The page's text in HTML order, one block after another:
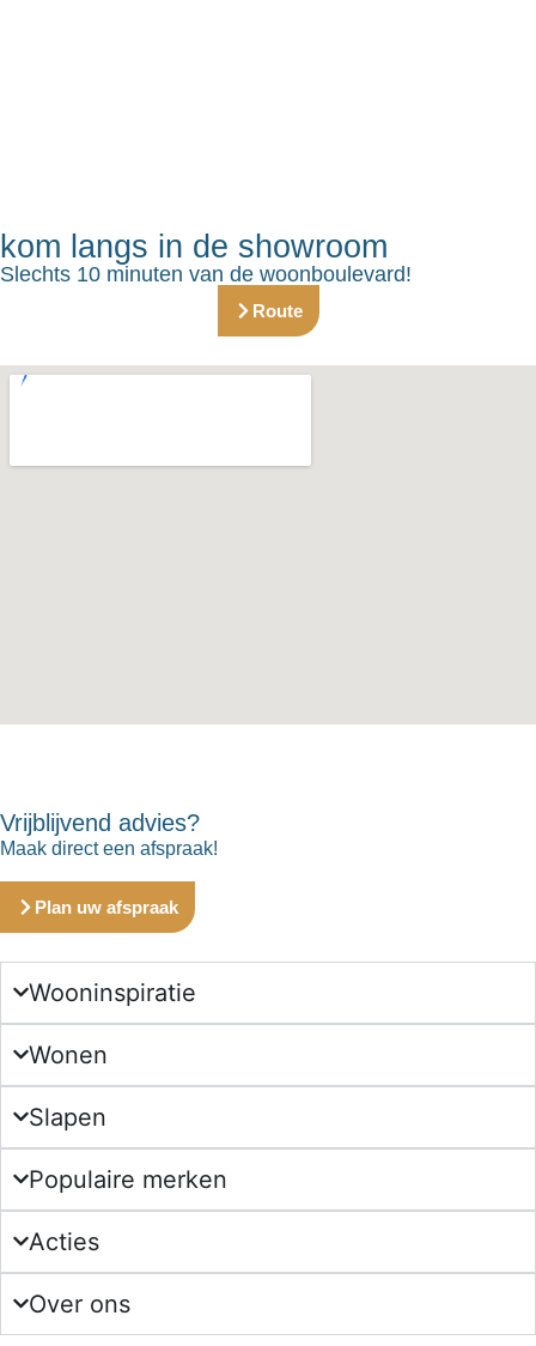
kom langs in de showroom
Slechts 10 minuten van de woonboulevard!
Route
Vrijblijvend advies?
Maak direct een afspraak!
Plan uw afspraak
Wooninspiratie
Wonen
Slapen
Populaire merken
Acties
Over ons